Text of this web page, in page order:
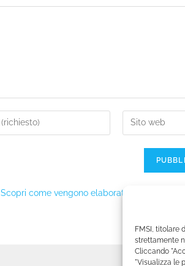
FMSI, titolare
strettamente
Cliccando
"Visualizza le
Scopri come vengono elaborati i dati derivati